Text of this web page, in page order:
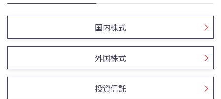
国内株式
外国株式
投資信託